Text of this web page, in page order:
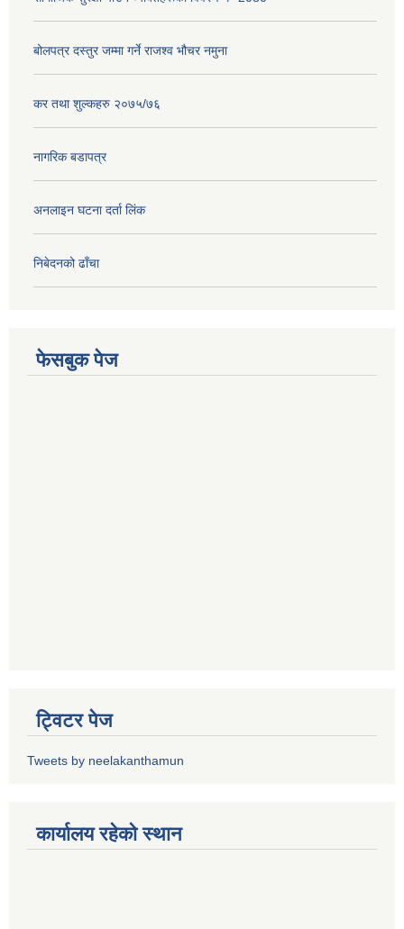
बोलपत्र दस्तुर जम्मा गर्ने राजश्व भौचर नमुना
कर तथा शुल्कहरु २०७५/७६
नागरिक बडापत्र
अनलाइन घटना दर्ता लिंक
निबेदनको ढाँचा
फेसबुक पेज
ट्विटर पेज
Tweets by neelakanthamun
कार्यालय रहेको स्थान